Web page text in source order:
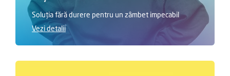
Soluția fără durere pentru un zâmbet impecabil
Vezi detalii